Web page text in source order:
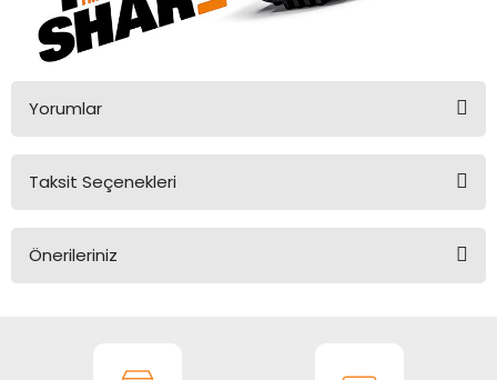
Yorumlar
Taksit Seçenekleri
Önerileriniz
Görüş ve önerileriniz için teşekkür ederiz.